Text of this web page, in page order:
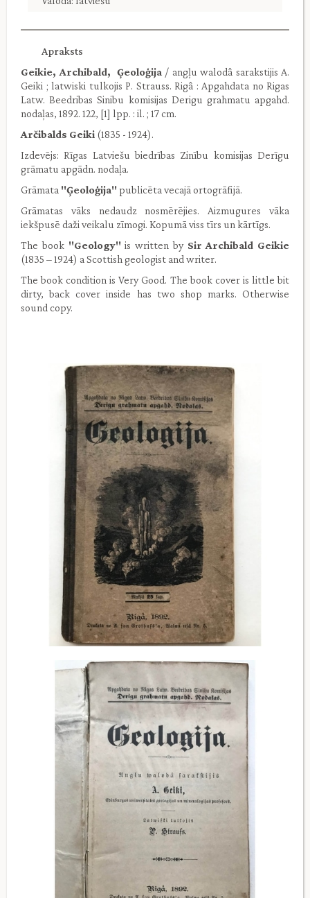
Apraksts
Geikie, Archibald, Ģeoloģija / angļu walodâ sarakstijis A.
Geiki ; latwiski tulkojis P. Strauss. Rigâ : Apgahdata no Rigas
Latw. Beedribas Sinibu komisijas Derigu grahmatu apgahd.
nodaļas, 1892. 122, [1] lpp. : il. ; 17 cm.
Arčibalds Geiki (1835 - 1924).
Izdevējs: Rīgas Latviešu biedrības Zinību komisijas Derīgu
grāmatu apgādn. nodaļa.
Grāmata ''Ģeoloģija'' publicēta vecajā ortogrāfijā.
Grāmatas vāks nedaudz nosmērējies. Aizmugures vāka
iekšpusē daži veikalu zīmogi. Kopumā viss tīrs un kārtīgs.
The book ''Geology''is written by Sir Archibald Geikie
(1835 – 1924) a Scottish geologist and writer.
The book condition is Very Good. The book cover is little bit
dirty, back cover inside has two shop marks. Otherwise
sound copy.